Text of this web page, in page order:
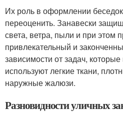
Их роль в оформлении
переоценить. Занавески
света, ветра, пыли и при этом
привлекательный и
зависимости от задач,
используют легкие ткани,
наружные жалюзи.
Разновидности уличных